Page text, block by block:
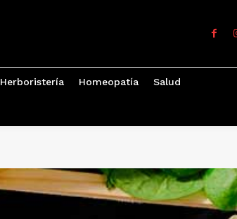
Herboristería Homeopatía Salud